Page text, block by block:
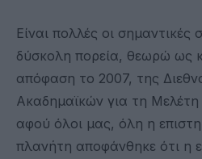
Είναι πολλές οι σημαντικές
δύσκολη πορεία, θεωρώ ως
απόφαση το 2007, της
Ακαδημαϊκών για τη
αφού όλοι μας, όλη η
πλανήτη αποφάνθηκε ότι η